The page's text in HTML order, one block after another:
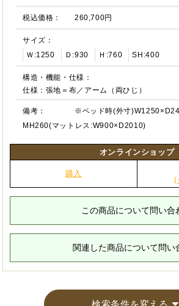
税込価格： 260,700円
サイズ：
Ｗ:1250
Ｄ:930 Ｈ:760 SH:400
構造・機能・仕様：
仕様：張地＝布／アーム（両ひじ）
備考：
※ベッド時(外寸
MH260(マットレス:W900×D2010)
オンラインショップ
購入
(
この商品について問い合
関連した商品について問い
検索条件を変える